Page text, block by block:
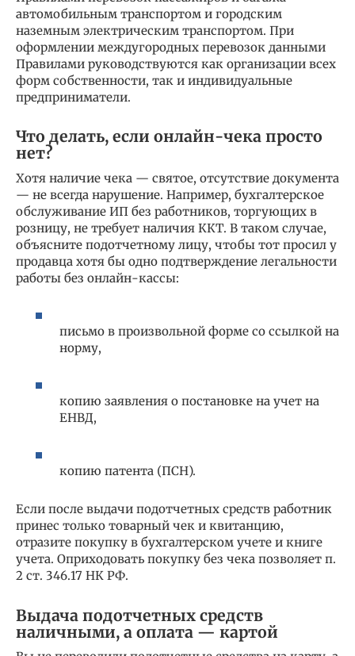
автомобильным транспортом и городским
наземным электрическим транспортом. При
оформлении междугородных перевозок данными
Правилами руководствуются как организации всех
форм собственности, так и индивидуальные
предприниматели.
Что делать, если онлайн-чека просто
нет?
Хотя наличие чека — святое, отсутствие документа
— не всегда нарушение. Например, бухгалтерское
обслуживание ИП без работников, торгующих в
розницу, не требует наличия ККТ. В таком случае,
объясните подотчетному лицу, чтобы тот просил у
продавца хотя бы одно подтверждение легальности
работы без онлайн-кассы:
письмо в произвольной форме со ссылкой на
норму,
копию заявления о постановке на учет на
ЕНВД,
копию патента (ПСН).
Если после выдачи подотчетных средств работник
принес только товарный чек и квитанцию,
отразите покупку в бухгалтерском учете и книге
учета. Оприходовать покупку без чека позволяет п.
2 ст. 346.17 НК РФ.
Выдача подотчетных средств
наличными, а оплата — картой